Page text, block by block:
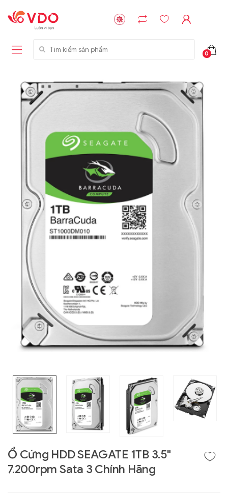
Tìm kiếm sản phẩm
0
Ổ Cứng HDD SEAGATE 1TB 3.5"
7.200rpm Sata 3 Chính Hãng
Liên hệ
NVMe™ SSD
Storage Micron -
64GB - 15.36TB
GIGABYTE
G593-ZD1 (rev.
AAX1)
GIGABYTE
G493-SB4 (rev.
AAP1)